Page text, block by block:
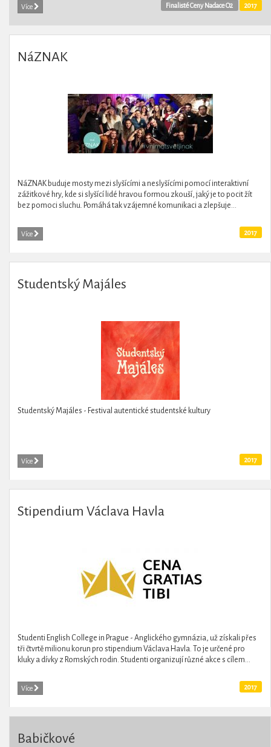
Více 2017
Finalisté Ceny Nadace O2
NáZNAK
NáZNAK buduje mosty mezi slyšícími a neslyšícími pomocí interaktivní
zážitkové hry, kde si slyšící lidé hravou formou zkouší, jaký je to pocit žít
bez pomoci sluchu. Pomáhá tak vzájemné komunikaci a zlepšuje...
Více 2017
Studentský Majáles
Studentský Majáles - Festival autentické studentské kultury
Více 2017
Stipendium Václava Havla
Studenti English College in Prague - Anglického gymnázia, už získali přes
tři čtvrtě milionu korun pro stipendium Václava Havla. To je určené pro
kluky a dívky z Romských rodin. Studenti organizují různé akce s cílem...
Více 2017
Babičkové